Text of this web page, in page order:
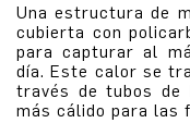
Una estructura de
cubierta con
para capturar al
día. Este calor se
través de tubos de
más cálido para las